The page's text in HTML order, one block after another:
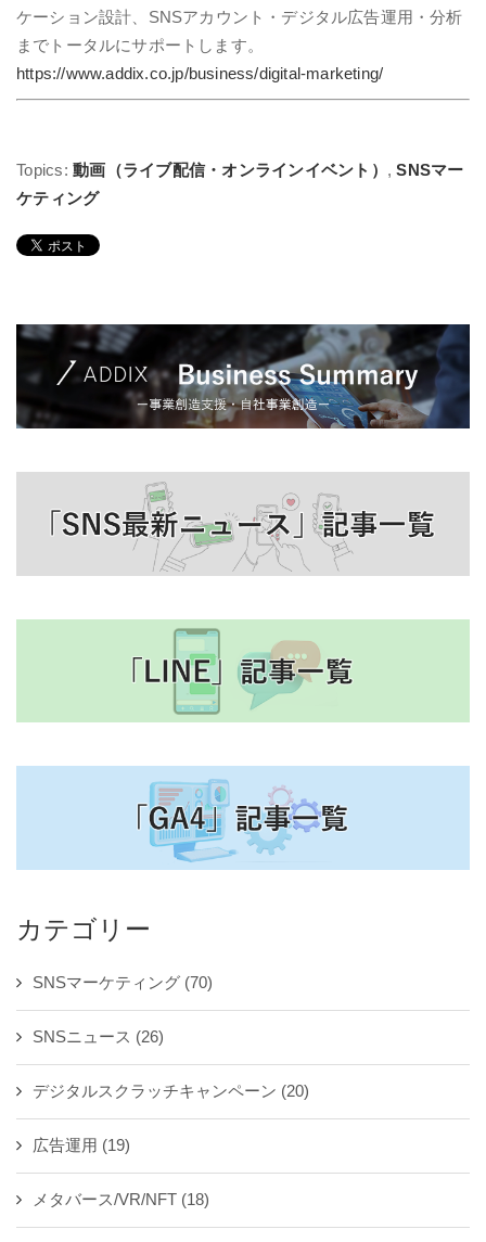
ケーション設計、SNSアカウント・デジタル広告運用・分析
までトータルにサポートします。
https://www.addix.co.jp/business/digital-marketing/
Topics: 動画（ライブ配信・オンラインイベント） ,SNSマー
ケティング
カテゴリー
SNSマーケティング (70)
SNSニュース (26)
デジタルスクラッチキャンペーン (20)
広告運用 (19)
メタバース/VR/NFT (18)